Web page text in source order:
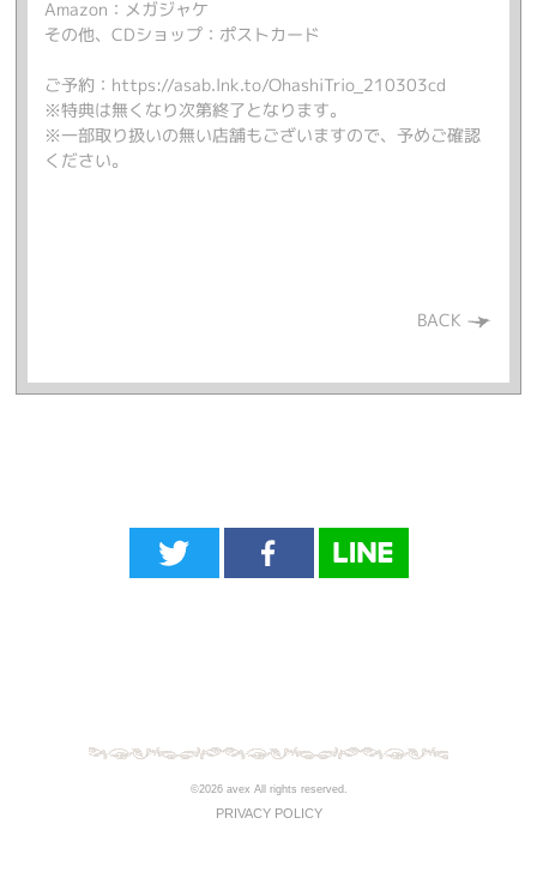
Amazon：メガジャケ
その他、CDショップ：ポストカード
ご予約： https://asab.lnk.to/OhashiTrio_210303cd
※特典は無くなり次第終了となります。
※一部取り扱いの無い店舗もございますので、予めご確認
ください。
BACK
©2026 avex All rights reserved.
PRIVACY POLICY